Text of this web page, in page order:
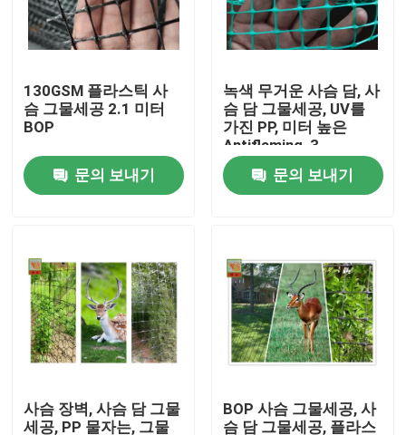
접촉
제품 소개
내밀린 플라스틱 그물세공
정원 메시 그물세공
양식 그물세공
산업 플라스틱 그물세공
플라스틱 건축 그물세공
130GSM 플라스틱 사
슴 그물세공 2.1 미터
BOP
문의 보내기
녹색 무거운 사슴 담, 사
슴 담 그물세공, UV를
가진 PP, 미터 높은
Antiflaming, 3
문의 보내기
사슴 장벽, 사슴 담 그물
세공, PP 물자는, 그물
BOP 사슴 그물세공, 사
슴 담 그물세공, 플라스